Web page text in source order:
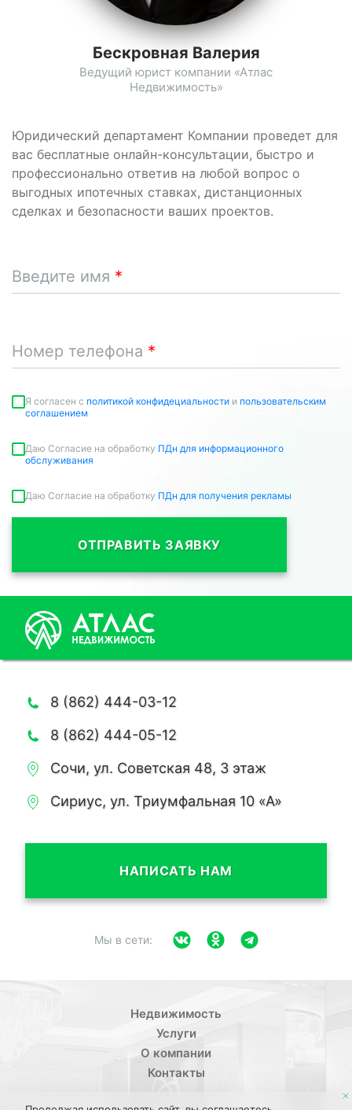
Юридический департамент Компании проведет для
вас бесплатные онлайн-консультации, быстро и
профессионально ответив на любой вопрос о
выгодных ипотечных ставках, дистанционных
сделках и безопасности ваших проектов.
Введите имя
Номер телефона
Я согласен c политикой конфидециальности и пользовательским
соглашением
Даю Согласие на обработку ПДн для информационного
обслуживания
Даю Согласие на обработку ПДн для получения рекламы
ОТПРАВИТЬ ЗАЯВКУ
Бескровная Валерия
Ведущий юрист компании «Атлас
Недвижимость»
8 (862) 444-03-12
8 (862) 444-05-12
Сочи, ул. Советская 48, 3 этаж
Сириус, ул. Триумфальная 10 «А»
НАПИСАТЬ НАМ
Мы в сети:
Недвижимость
Услуги
О компании
Контакты